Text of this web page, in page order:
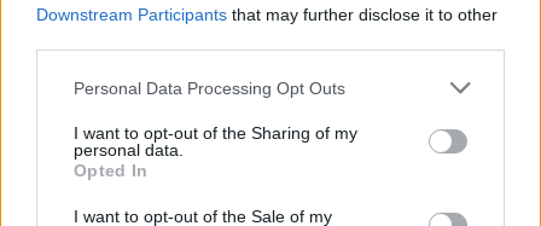
Downstream Participants that may further disclose it to other
Please note that this website/app uses one or more Google
not limited to your visit or usage behaviour. You may click to
grant or deny consent to Google and its third-party tags to
use your data for below specified purposes in below Google
consent section.
Personal Data Processing Opt Outs
I want to opt-out of the Sharing of my
personal data.
Opted In
I want to opt-out of the Sale of my